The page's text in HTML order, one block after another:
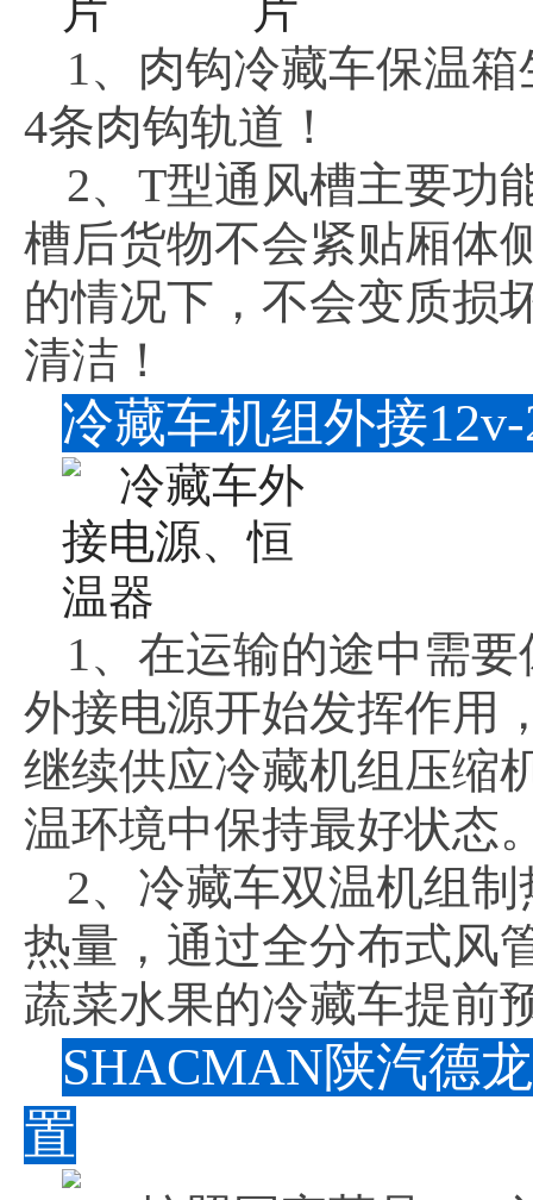
1、肉钩冷藏车保温
4条肉钩轨道！
2、T型通风槽主要功
槽后货物不会紧贴厢体
的情况下，不会变质损
清洁！
冷藏车机组外接
1、在运输的途中需
外接电源开始发挥作用
继续供应冷藏机组压缩
温环境中保持最好状态
2、冷藏车双温机组
热量，通过全分布式风
蔬菜水果的冷藏车提前
SHACMAN陕汽德
置